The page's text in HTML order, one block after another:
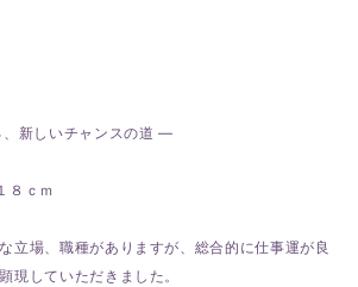
新しいチャンスの道 ―
８ｃｍ
立場、職種がありますが、総合的に仕事運が良
現していただきました。